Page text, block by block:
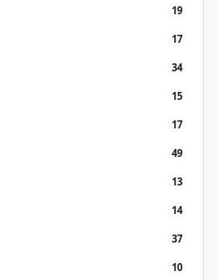
19
17
34
15
17
49
13
14
37
10